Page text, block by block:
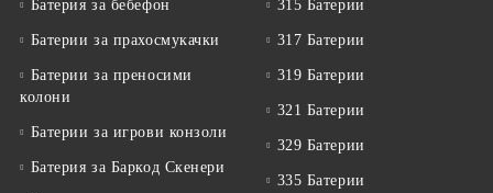
Батерия за бебефон
Батерии за прахосмукачки
Батерии за преносими
колони
Батерии за игрови конзоли
Батерия за Баркод Скенери
315 Батерии
317 Батерии
319 Батерии
321 Батерии
329 Батерии
335 Батерии